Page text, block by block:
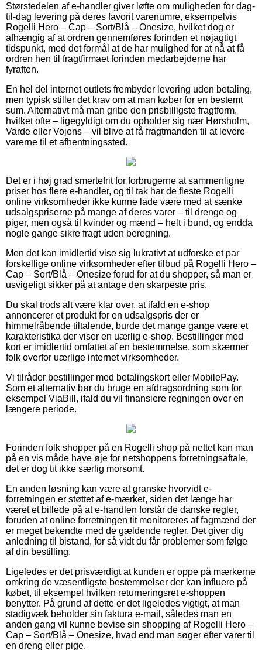
Størstedelen af e-handler giver løfte om muligheden for dag-
til-dag levering på deres favorit varenumre, eksempelvis
Rogelli Hero – Cap – Sort/Blå – Onesize, hvilket dog er
afhængig af at ordren gennemføres forinden et nøjagtigt
tidspunkt, med det formål at de har mulighed for at nå at få
ordren hen til fragtfirmaet forinden medarbejderne har
fyraften.
En hel del internet outlets frembyder levering uden betaling,
men typisk stiller det krav om at man køber for en bestemt
sum. Alternativt må man gribe den prisbilligste fragtform,
hvilket ofte – ligegyldigt om du opholder sig nær Hørsholm,
Varde eller Vojens – vil blive at få fragtmanden til at levere
varerne til et afhentningssted.
Det er i høj grad smertefrit for forbrugerne at sammenligne
priser hos flere e-handler, og til tak har de fleste Rogelli
online virksomheder ikke kunne lade være med at sænke
udsalgspriserne på mange af deres varer – til drenge og
piger, men også til kvinder og mænd – helt i bund, og endda
nogle gange sikre fragt uden beregning.
Men det kan imidlertid vise sig lukrativt at udforske et par
forskellige online virksomheder efter tilbud på Rogelli Hero –
Cap – Sort/Blå – Onesize forud for at du shopper, så man er
usvigeligt sikker på at antage den skarpeste pris.
Du skal trods alt være klar over, at ifald en e-shop
annoncerer et produkt for en udsalgspris der er
himmelråbende tiltalende, burde det mange gange være et
karakteristika der viser en uærlig e-shop. Bestillinger med
kort er imidlertid omfattet af en bestemmelse, som skærmer
folk overfor uærlige internet virksomheder.
Vi tilråder bestillinger med betalingskort eller MobilePay.
Som et alternativ bør du bruge en afdragsordning som for
eksempel ViaBill, ifald du vil finansiere regningen over en
længere periode.
Forinden folk shopper på en Rogelli shop på nettet kan man
på en vis måde have øje for netshoppens forretningsaftale,
det er dog tit ikke særlig morsomt.
En anden løsning kan være at granske hvorvidt e-
forretningen er støttet af e-mærket, siden det længe har
været et billede på at e-handlen forstår de danske regler,
foruden at online forretningen tit monitoreres af fagmænd der
er meget bekendte med de gældende regler. Det giver dig
anledning til bistand, for så vidt du får problemer som følge
af din bestilling.
Ligeledes er det prisværdigt at kunden er oppe på mærkerne
omkring de væsentligste bestemmelser der kan influere på
købet, til eksempel hvilken returneringsret e-shoppen
benytter. På grund af dette er det ligeledes vigtigt, at man
stadigvæk beholder sin faktura e-mail, således man en
anden gang vil kunne bevise sin shopping af Rogelli Hero –
Cap – Sort/Blå – Onesize, hvad end man søger efter varer til
en dreng eller pige.